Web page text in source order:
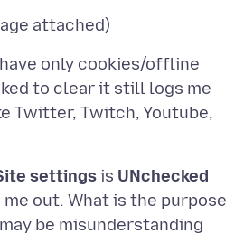
only cookies/offline
to clear it still logs me
Twitter, Twitch, Youtube,
settingsis UNchecked
out. What is the purpose
be misunderstanding